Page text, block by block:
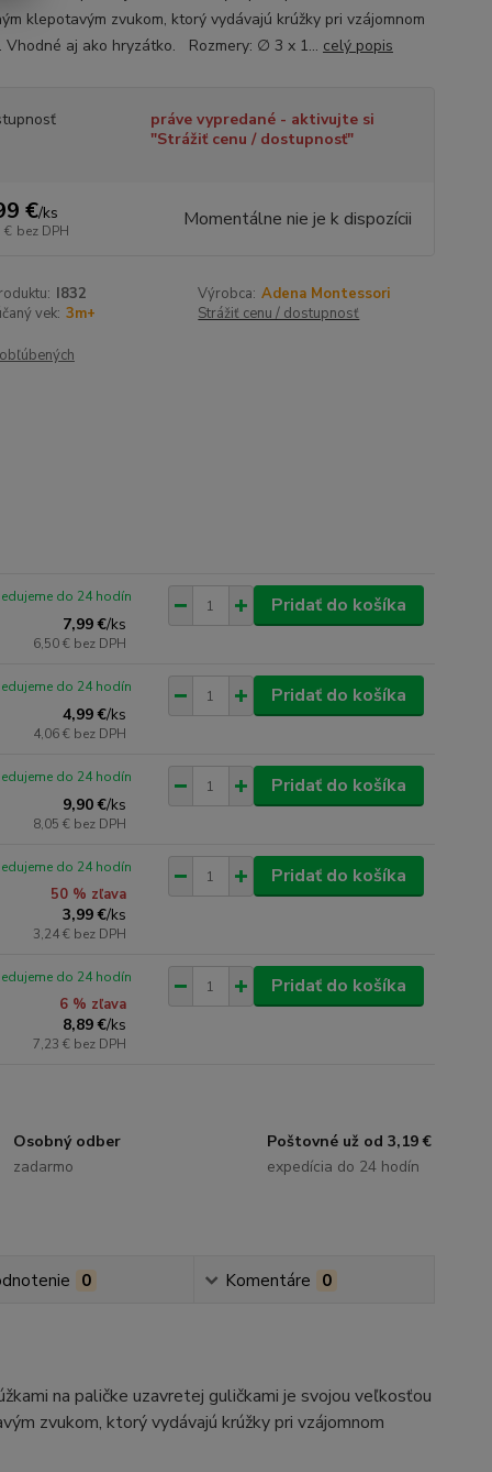
klepotavým zvukom, ktorý vydávajú krúžky pri vzájomnom
Vhodné aj ako hryzátko. Rozmery: ∅ 3 x 1... celý popis
práve vypredané - aktivujte si
"Strážiť cenu / dostupnosť"
€/ks
€ bez DPH Momentálne nie je k dispozícii
I832 Výrobca: Adena Montessori
vek: 3m+ Strážiť cenu / dostupnosť
7,99 €/ks
6,50 € bez DPH
do 24 hodín Pridať do košíka
4,99 €/ks
4,06 € bez DPH
do 24 hodín Pridať do košíka
9,90 €/ks
8,05 € bez DPH
do 24 hodín Pridať do košíka
50 % zľava
3,99 €/ks
3,24 € bez DPH
do 24 hodín Pridať do košíka
6 % zľava
8,89 €/ks
7,23 € bez DPH
do 24 hodín Pridať do košíka
Osobný odber
zadarmo
Poštovné už od 3,19 €
expedícia do 24 hodín
0 Komentáre 0
na paličke uzavretej guličkami je svojou veľkosťou
zvukom, ktorý vydávajú krúžky pri vzájomnom